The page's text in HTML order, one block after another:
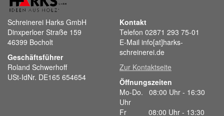
Schreinerei Harks GmbH
Dinxperloer Straße 159
46399 Bocholt
Geschäftsführer
Roland Schwerhoff
USt-IdNr. DE165 654654
Kontakt
Telefon 02871 293 75-01
E-Mail info[at]harks-
schreinerei.de
Zur Kontaktseite
Öffnungszeiten
Mo-Do. 08:00 Uhr - 16:30
Uhr
Fr 08:00 Uhr - 13:30